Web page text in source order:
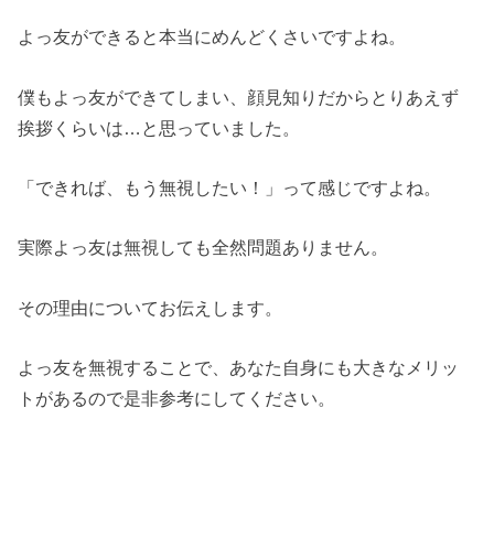
よっ友ができると本当にめんどくさいですよね。
僕もよっ友ができてしまい、顔見知りだからとりあえず
挨拶くらいは…と思っていました。
「できれば、もう無視したい！」って感じですよね。
実際よっ友は無視しても全然問題ありません。
その理由についてお伝えします。
よっ友を無視することで、あなた自身にも大きなメリッ
トがあるので是非参考にしてください。